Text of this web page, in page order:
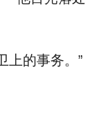
的事务。”